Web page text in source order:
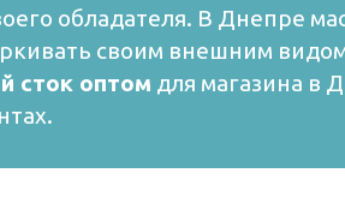
обладателя. В Днепре
своим внешним
сток оптом для магазина в